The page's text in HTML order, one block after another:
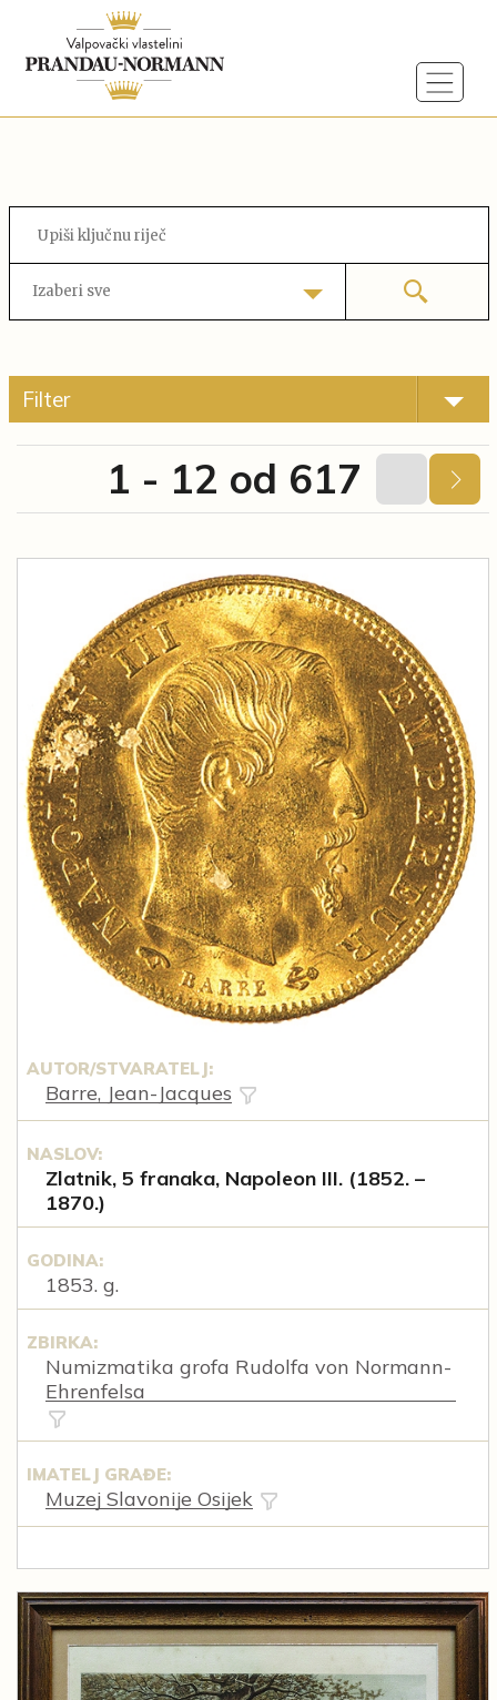
Izaberi sve
Filter
1 - 12 od 617
AUTOR/STVARATELJ:
Barre, Jean-Jacques
NASLOV:
Zlatnik, 5 franaka, Napoleon III. (1852. –
1870.)
GODINA:
1853. g.
ZBIRKA:
Numizmatika grofa Rudolfa von Normann-
Ehrenfelsa
IMATELJ GRAĐE:
Muzej Slavonije Osijek